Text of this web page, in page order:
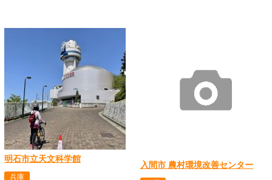
明石市立天文科学館
兵庫
入間市 農村環境改善センター